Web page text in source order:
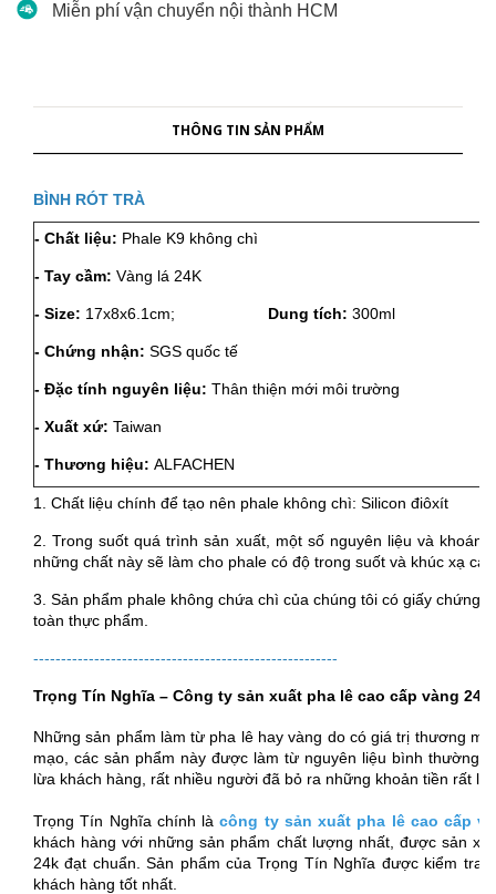
Miễn phí vận chuyển nội thành HCM
THÔNG TIN SẢN PHẨM
BÌNH RÓT TRÀ
- Chất liệu: Phale K9 không chì
- Tay cầm: Vàng lá 24K
- Size: 17x8x6.1cm; Dung tích: 300ml
- Chứng nhận: SGS quốc tế
- Đặc tính nguyên liệu: Thân thiện mới môi trường
- Xuất xứ: Taiwan
- Thương hiệu: ALFACHEN
1. Chất liệu chính để tạo nên phale không chì: Silicon điôxít
2. Trong suốt quá trình sản xuất, một số nguyên liệu và
những chất này sẽ làm cho phale có độ trong suốt và khúc xạ
3. Sản phẩm phale không chứa chì của chúng tôi có giấy chứng
toàn thực phẩm.
-------------------------------------------------------
Trọng Tín Nghĩa – Công ty sản xuất pha lê cao cấp vàng
Những sản phẩm làm từ pha lê hay vàng do có giá trị thương
mạo, các sản phẩm này được làm từ nguyên liệu bình thường
lừa khách hàng, rất nhiều người đã bỏ ra những khoản tiền rất
Trọng Tín Nghĩa chính làcông ty sản xuất pha lê cao cấp
khách hàng với những sản phẩm chất lượng nhất, được sản
24k đạt chuẩn. Sản phẩm của Trọng Tín Nghĩa được kiểm
khách hàng tốt nhất.